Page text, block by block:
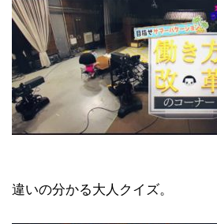
違いの分かる大人クイズ。